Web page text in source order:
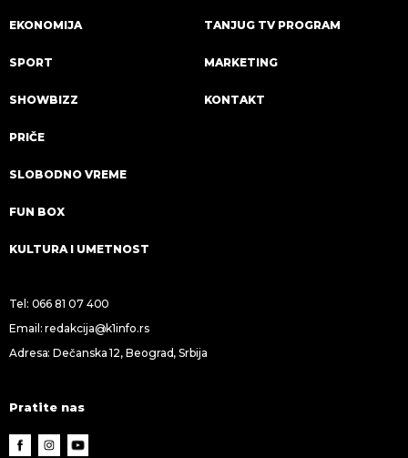
EKONOMIJA
SPORT
SHOWBIZZ
PRIČE
SLOBODNO VREME
FUN BOX
KULTURA I UMETNOST
TANJUG TV PROGRAM
MARKETING
KONTAKT
Tel: 066 81 07 400
Email:redakcija@k1info.rs
Adresa: Dečanska 12, Beograd, Srbija
Pratite nas